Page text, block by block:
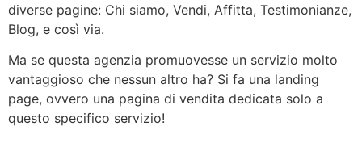
diverse pagine: Chi siamo, Vendi, Affitta, Testimonianze,
Blog, e così via.
Ma se questa agenzia promuovesse un servizio molto
vantaggioso che nessun altro ha? Si fa una landing
page, ovvero una pagina di vendita dedicata solo a
questo specifico servizio!